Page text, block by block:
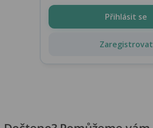
Přihlásit se
Zaregistrovat